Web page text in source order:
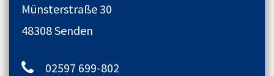
Münsterstraße 30
48308 Senden
02597 699-802